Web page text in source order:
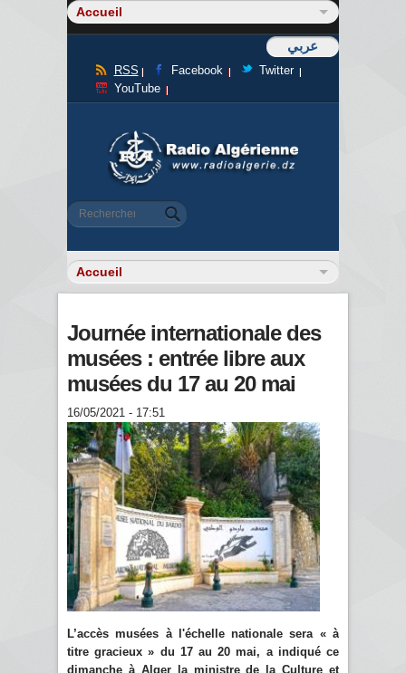
عربي
RSS Facebook
Twitter
YouTube
Formulaire de recherche
Rechercher
Journée internationale des
musées : entrée libre aux
musées du 17 au 20 mai
16/05/2021 - 17:51
L’accès musées à l'échelle nationale sera « à
titre gracieux » du 17 au 20 mai, a indiqué ce
dimanche à Alger la ministre de la Culture et